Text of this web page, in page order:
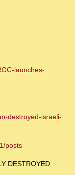
launches-
destroyed-israeli-
posts
DESTROYED